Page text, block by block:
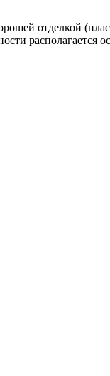
отделкой
располагается